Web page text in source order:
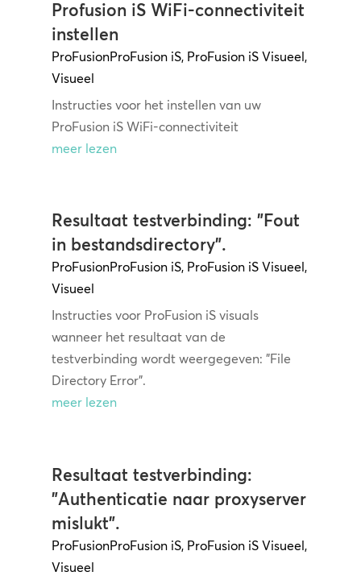
Profusion iS WiFi-connectiviteit
instellen
ProFusionProFusion iS, ProFusion iS Visueel,
Visueel
Instructies voor het instellen van uw
ProFusion iS WiFi-connectiviteit
meer lezen
Resultaat testverbinding: "Fout
in bestandsdirectory".
ProFusionProFusion iS, ProFusion iS Visueel,
Visueel
Instructies voor ProFusion iS visuals
wanneer het resultaat van de
testverbinding wordt weergegeven: "File
Directory Error".
meer lezen
Resultaat testverbinding:
"Authenticatie naar proxyserver
mislukt".
ProFusionProFusion iS, ProFusion iS Visueel,
Visueel